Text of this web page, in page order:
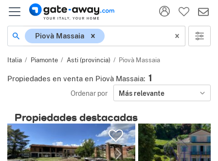
Ubicación
Piovà Massaia
Italia Piamonte Asti (provincia) Piovà Massaia
Propiedades en venta en Piovà Massaia: 1
Ordenar por Más relevante
Propiedades destacadas